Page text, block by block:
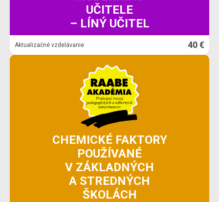
UČITELE
– LÍNÝ UČITEL
Aktualizačné vzdelávanie 40 €
CHEMICKÉ FAKTORY
POUŽÍVANÉ
V ZÁKLADNÝCH
A STREDNÝCH
ŠKOLÁCH